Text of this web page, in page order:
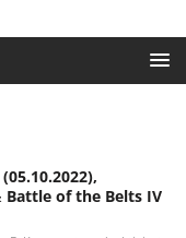
Battle of the Belts IV